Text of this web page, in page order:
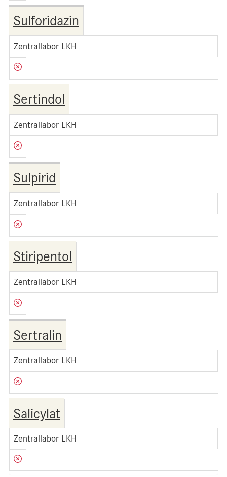
Sulforidazin
Zentrallabor LKH
Sertindol
Zentrallabor LKH
Sulpirid
Zentrallabor LKH
Stiripentol
Zentrallabor LKH
Sertralin
Zentrallabor LKH
Salicylat
Zentrallabor LKH